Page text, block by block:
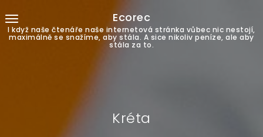
Ecorec
I když naše čtenáře naše internetová stránka vůbec nic nestojí,
maximálně se snažíme, aby stála. A sice nikoliv peníze, ale aby
stála za to.
Kréta